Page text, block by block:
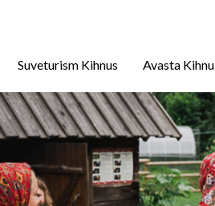
Suveturism Kihnus Avasta Kihnu